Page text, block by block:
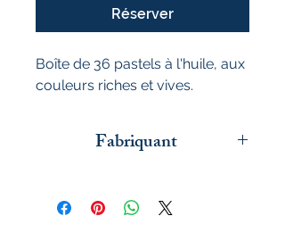
Réserver
Boîte de 36 pastels à l'huile, aux
couleurs riches et vives.
Fabriquant